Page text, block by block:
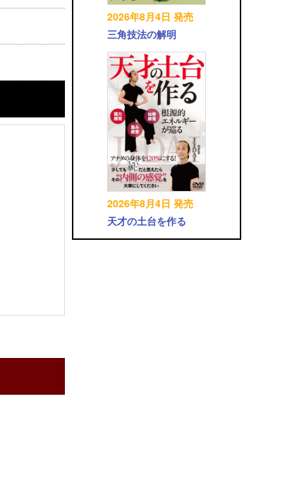
2026年8月4日 発売
三角技法の解明
2026年8月4日 発売
天才の土台を作る